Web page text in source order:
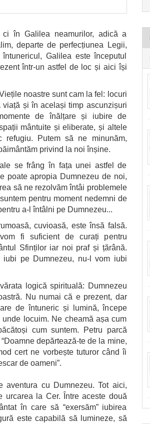
ci în Galilea neamurilor, adică a
departe de perfecțiunea Legii,
Galilea este începutul
într-un astfel de loc și aici își
noastre sunt cam la fel: locuri
și în același timp ascunzișuri
de înălțare și iubire de
mântuite și eliberate, și altele
Putem să ne minunăm,
privind la noi înșine.
se frâng în fața unei astfel de
poate apropia Dumnezeu de noi,
să ne rezolvăm întâi problemele
pentru moment nedemni de
a-l întâlni pe Dumnezeu...
cuvioasă, este însă falsă.
fi suficient de curați pentru
Sfinților iar noi praf și țărână.
iubi pe Dumnezeu, nu-l vom iubi
logică spirituală: Dumnezeu
Nu numai că e prezent, dar
de întuneric și lumină, începe
locuim. Ne cheamă așa cum
cum suntem. Petru parcă
depărtează-te de la mine,
cert ne vorbește tuturor când îi
de oameni”.
aventura cu Dumnezeu. Tot aici,
urcarea la Cer. Între aceste două
în care să “exersăm” iubirea
este capabilă să lumineze, să